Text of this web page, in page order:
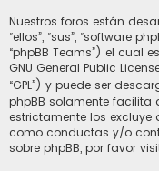
Nuestros foros están
“ellos”, “sus”, “software
“phpBB Teams”) el cual
GNU General Public
“GPL”) y puede ser
phpBB solamente facilita
estrictamente los
como conductas y/o
sobre phpBB, por favor